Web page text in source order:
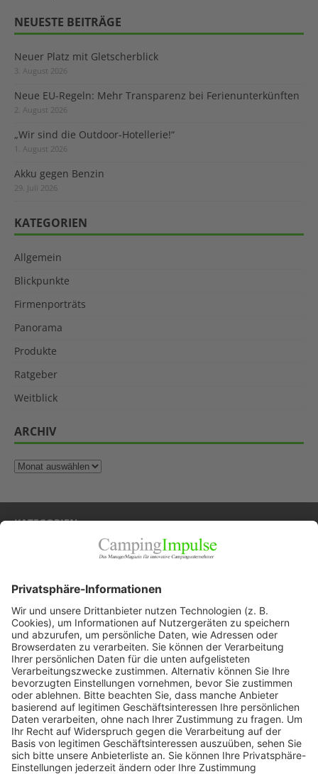
NEUESTE BEITRÄGE
Neuer Platz mit Gletscherblick
3. August 2026
Neue EU-Regeln: Mehr Transparenz bei Ferienunterkünften
2. August 2026
„Wir sind die Outdoor-Hotellerie!“
1. August 2026
Akku gegen Benzin
29. Juli 2026
KATEGORIEN
Allgemein
Blickpunkte
Firmenporträts
Panorama
Produkte
Ratgeber
Weitblick
ARCHIV
KATEGORIEN
Firmenporträts
Panorama
Produkte
Ratgeber
Weitblick
WEITERES AUS DEM VERLAG